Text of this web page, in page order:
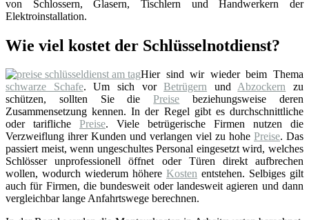
von Schlossern, Glasern, Tischlern und Handwerkern der
Elektroinstallation.
Wie viel kostet der Schlüsselnotdienst?
Hier sind wir wieder beim Thema
schwarze Schafe. Um sich vorBetrügern undAbzockern zu
schützen, sollten Sie diePreise beziehungsweise deren
Zusammensetzung kennen. In der Regel gibt es durchschnittliche
oder tarifliche Preise. Viele betrügerische Firmen nutzen die
Verzweiflung ihrer Kunden und verlangen viel zu hohe Preise. Das
passiert meist, wenn ungeschultes Personal eingesetzt wird, welches
Schlösser unprofessionell öffnet oder Türen direkt aufbrechen
wollen, wodurch wiederum höhere Kosten entstehen. Selbiges gilt
auch für Firmen, die bundesweit oder landesweit agieren und dann
vergleichbar lange Anfahrtswege berechnen.